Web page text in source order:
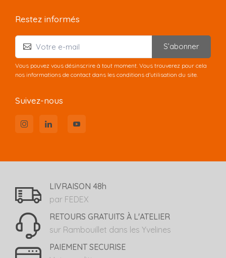
Restez informés
S’abonner
Vous pouvez vous désinscrire à tout moment. Vous trouverez pour cela
nos informations de contact dans les conditions d'utilisation du site.
Suivez-nous
LIVRAISON 48h
par FEDEX
RETOURS GRATUITS À L'ATELIER
sur Rambouillet dans les Yvelines
PAIEMENT SECURISE